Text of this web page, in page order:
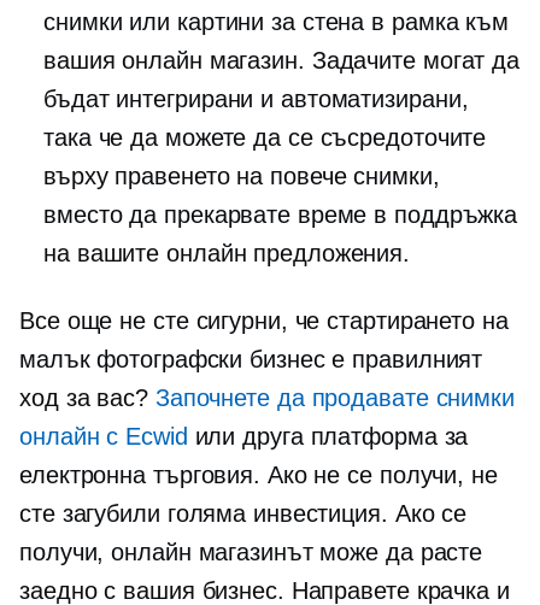
снимки или картини за стена в рамка към
вашия онлайн магазин. Задачите могат да
бъдат интегрирани и автоматизирани,
така че да можете да се съсредоточите
върху правенето на повече снимки,
вместо да прекарвате време в поддръжка
на вашите онлайн предложения.
Все още не сте сигурни, че стартирането на
малък фотографски бизнес е правилният
ход за вас? Започнете да продавате снимки
онлайн с Ecwid или друга платформа за
електронна търговия. Ако не се получи, не
сте загубили голяма инвестиция. Ако се
получи, онлайн магазинът може да расте
заедно с вашия бизнес. Направете крачка и